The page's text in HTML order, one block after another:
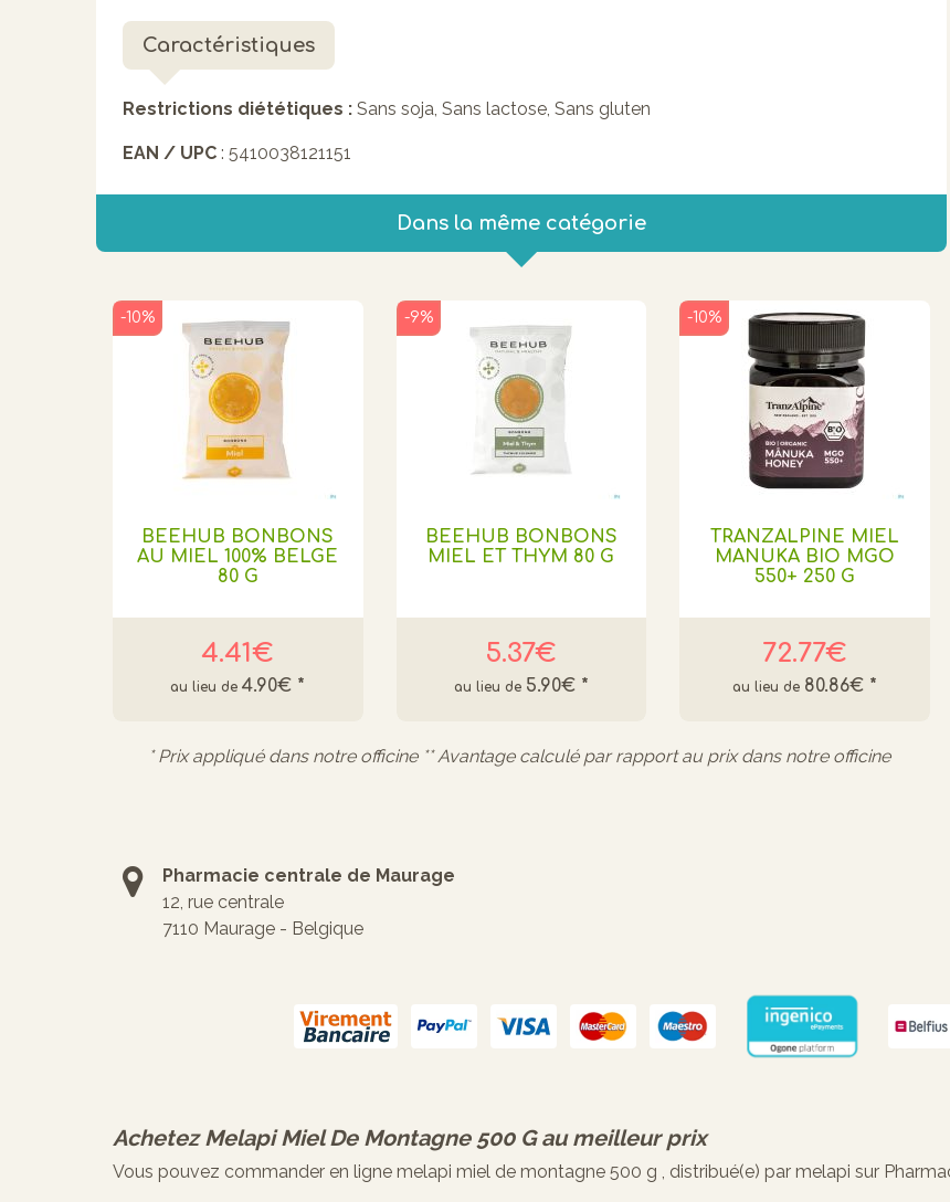
Caractéristiques
Restrictions diététiques : Sans soja, Sans lactose, Sans gluten
EAN / UPC : 5410038121151
Dans la même catégorie
BEEHUB BONBONS
AU MIEL 100% BELGE
80 G
4.41€
-10%
4.90€ *
BEEHUB BONBONS
MIEL ET THYM 80 G
5.37€
-9%
5.90€ *
TRANZALPINE MIEL
MANUKA BIO MGO
550+ 250 G
72.77€
-10%
80.86€ *
* Prix appliqué dans notre officine ** Avantage calculé par rapport au prix dans notre officine
Pharmacie centrale de Maurage
12, rue centrale
7110 Maurage - Belgique
AchetezMelapi Miel De Montagne 500 Gau meilleur prix
Vous pouvez commander en ligne melapi miel de montagne 500 g , distribué(e) par melapi sur